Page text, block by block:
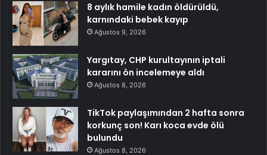
8 aylık hamile kadın öldürüldü,
karnındaki bebek kayıp
Ağustos 9, 2026
Yargıtay, CHP kurultayının iptali
kararını ön incelemeye aldı
Ağustos 8, 2026
TikTok paylaşımından 2 hafta sonra
korkunç son! Karı koca evde ölü
bulundu
Ağustos 8, 2026